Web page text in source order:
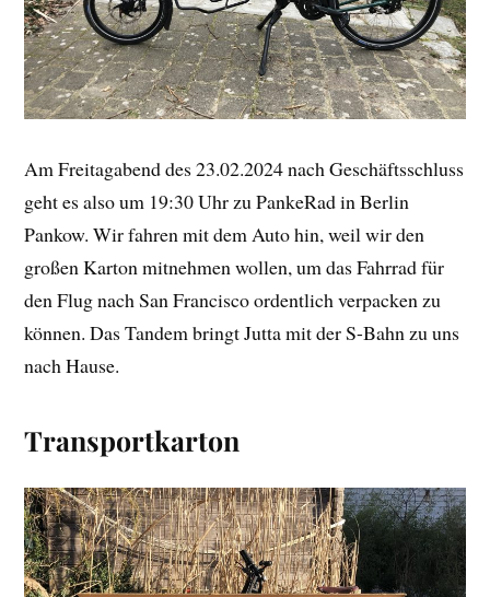
Am Freitagabend des 23.02.2024 nach Geschäftsschluss
geht es also um 19:30 Uhr zu PankeRad in Berlin
Pankow. Wir fahren mit dem Auto hin, weil wir den
großen Karton mitnehmen wollen, um das Fahrrad für
den Flug nach San Francisco ordentlich verpacken zu
können. Das Tandem bringt Jutta mit der S-Bahn zu uns
nach Hause.
Transportkarton